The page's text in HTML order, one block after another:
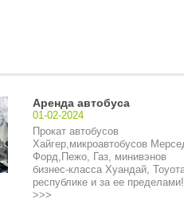
Аренда автобуса
01-02-2024
Прокат автобусов
Хайгер,микроавтобусов
Форд,Пежо, Газ, минивэнов
бизнес-класса Хуандай,
республике и за ее
>>>